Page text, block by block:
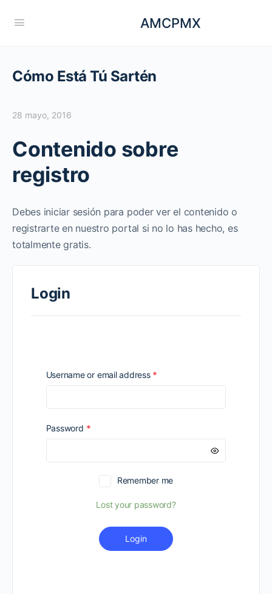
AMCPMX
Cómo Está Tú Sartén
28 mayo, 2016
Contenido sobre
registro
Debes iniciar sesión para poder ver el contenido o
registrarte en nuestro portal si no lo has hecho, es
totalmente gratis.
Login
Username or email address *
Password *Required
Remember me
Lost your password?
Login